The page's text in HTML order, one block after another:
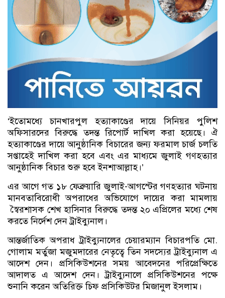
‘ইতোমধ্যে চানখারপুল হত্যাকাণ্ডের দায়ে সিনিয়র পুলিশ
অফিসারদের বিরুদ্ধে তদন্ত রিপোর্ট দাখিল করা হয়েছে। ঐ
হত্যাকাণ্ডের দায়ে আনুষ্ঠানিক বিচারের জন্য ফরমাল চার্জ চলতি
সপ্তাহেই দাখিল করা হবে এবং এর মাধ্যমে জুলাই গণহত্যার
আনুষ্ঠানিক বিচার শুরু হবে ইনশাআল্লাহ।’
এর আগে গত ১৮ ফেব্রুয়ারি জুলাই-আগস্টের গণহত্যার ঘটনায়
মানবতাবিরোধী অপরাধের অভিযোগে দায়ের করা মামলায়
স্বৈরশাসক শেখ হাসিনার বিরুদ্ধে তদন্ত ২০ এপ্রিলের মধ্যে শেষ
করতে নির্দেশ দেন ট্রাইব্যুনাল।
আন্তর্জাতিক অপরাধ ট্রাইব্যুনালের চেয়ারম্যান বিচারপতি মো.
গোলাম মর্তুজা মজুমদারের নেতৃত্বে তিন সদস্যের ট্রাইব্যুনাল এ
আদেশ দেন। প্রসিকিউশনের সময় আবেদনের পরিপ্রেক্ষিতে
আদালত এ আদেশ দেন। ট্রাইব্যুনালে প্রসিকিউশনের পক্ষে
শুনানি করেন অতিরিক্ত চিফ প্রসিকিউটর মিজানুল ইসলাম।